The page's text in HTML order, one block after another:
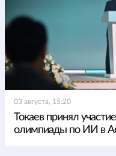
03 августа, 15:20
Токаев принял
олимпиады по ИИ в